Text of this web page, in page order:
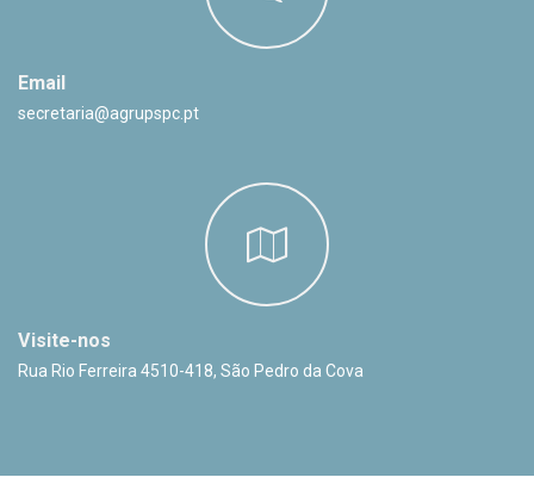
Email
secretaria@agrupspc.pt
Visite-nos
Rua Rio Ferreira 4510-418, São Pedro da Cova